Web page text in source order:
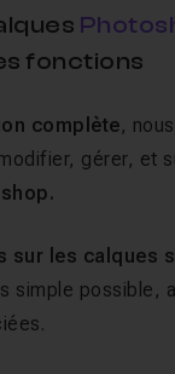
fonctions
complète,
gérer, et
sur les calques
simple possible,